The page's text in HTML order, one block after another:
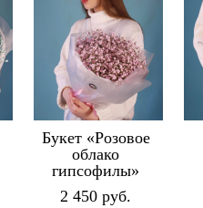
Букет «Розовое
облако
гипсофилы»
2 450 pуб.